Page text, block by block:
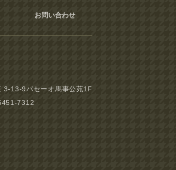
お問い合わせ
3-13-9パセーオ馬事公苑1F
7312